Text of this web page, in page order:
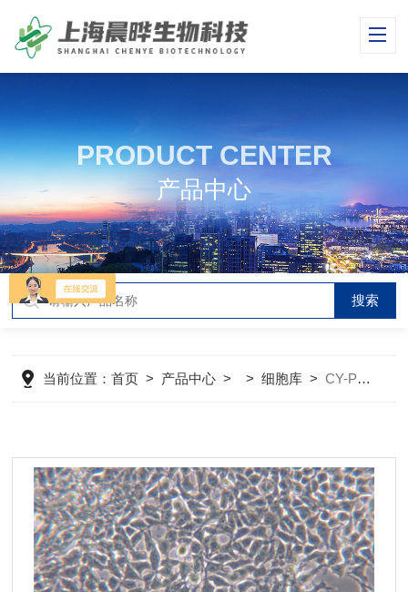
PRODUCT CENTER
产品中心
当前位置：首页 > 产品中心 > >细胞库 >CY-PC-RB0151兔视网膜色素上皮细胞